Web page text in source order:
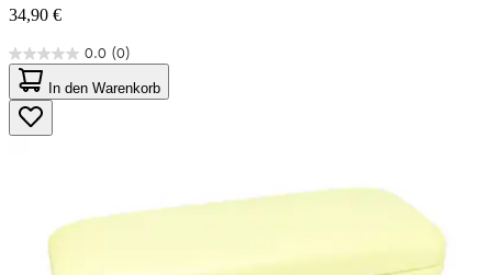
34,90 €
0.0 (0)
0.0
von
5
Sternen.
In den Warenkorb